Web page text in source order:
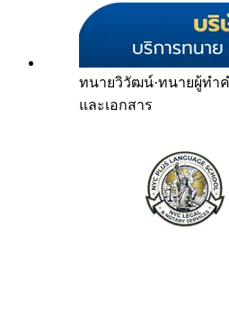
ทนายวิวัฒน์·ทนายผู้ทำ
และเอกสาร